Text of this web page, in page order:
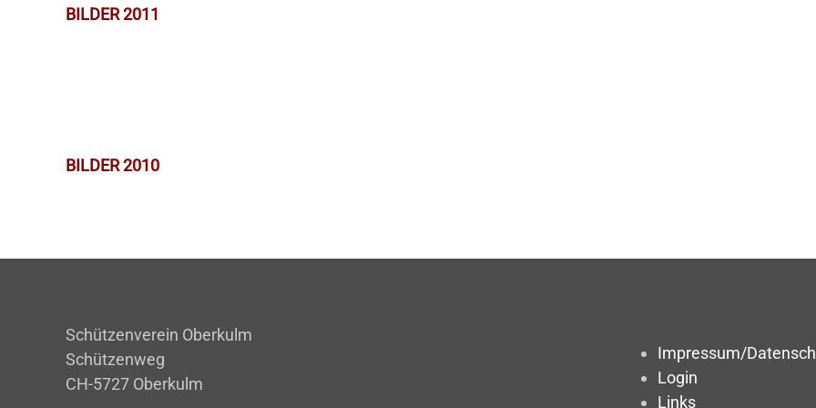
BILDER 2011
BILDER 2010
Schützenverein Oberkulm
Schützenweg
CH-5727 Oberkulm
Impressum/
Login
Links